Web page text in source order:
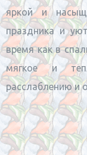
яркой и
праздника и
время как в
мягкое и
расслаблению и